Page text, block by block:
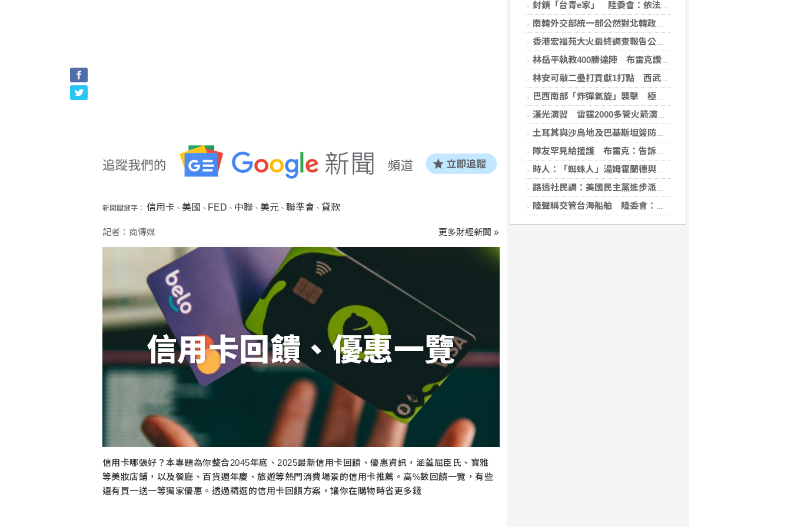
封鎖「台青e家」 陸委會：依法封鎖違法網站
南韓外交部統一部公然對北韓政策意見相左 暴露內部歧見
香港宏福苑大火最終調查報告公布 菸頭引燃施工雜物
林岳平執教400勝達陣 布雷克讚獲球員愛戴
林安可敲二壘打貢獻1打點 西武仍不敵軟銀火力
巴西南部「炸彈氣旋」襲擊 極端天候衝擊社會生活
漢光演習 雷霆2000多管火箭演練打擊登陸敵軍
土耳其與沙烏地及巴基斯坦簽防禦協定 澄清無針對性
隊友罕見給援護 布雷克：告訴自己不要搞砸
時人：「蜘蛛人」湯姆霍蘭德與辛蒂亞已辦派對慶祝結婚
路透社民調：美國民主黨進步派部分主張獲獨立選民支持
陸聲稱交管台海船舶 陸委會：違反國際規範
新聞關鍵字： 信用卡 、 美國 、 FED 、 中聯、 美元、 聯準會、 貸款
記者：商傳媒 更多財經新聞 »
信用卡回饋、優惠一覽
信用卡哪張好？本專題為你整合2045年底、2025最新信用卡回饋、優惠資訊，涵蓋屈臣氏、寶雅
等美妝店鋪，以及餐廳、百貨週年慶、旅遊等熱門消費場景的信用卡推薦。高%數回饋一覽，有些
還有買一送一等獨家優惠。透過精選的信用卡回饋方案，讓你在購物時省更多錢